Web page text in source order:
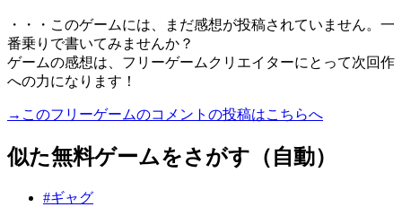
・・・このゲームには、まだ感想が投稿されていません。一
番乗りで書いてみませんか？
ゲームの感想は、フリーゲームクリエイターにとって次回作
への力になります！
→このフリーゲームのコメントの投稿はこちらへ
似た無料ゲームをさがす（自動）
#ギャグ